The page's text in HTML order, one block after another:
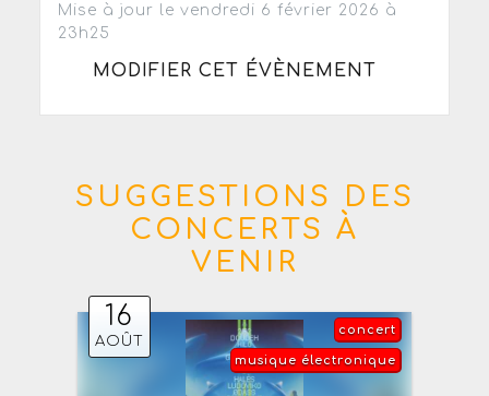
Mise à jour le vendredi 6 février 2026 à
23h25
MODIFIER CET ÉVÈNEMENT
SUGGESTIONS DES
CONCERTS À
VENIR
16
AOÛT
concert
musique électronique